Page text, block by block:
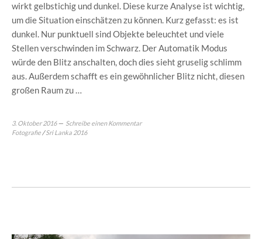
wirkt gelbstichig und dunkel. Diese kurze Analyse ist wichtig,
um die Situation einschätzen zu können. Kurz gefasst: es ist
dunkel. Nur punktuell sind Objekte beleuchtet und viele
Stellen verschwinden im Schwarz. Der Automatik Modus
würde den Blitz anschalten, doch dies sieht gruselig schlimm
aus. Außerdem schafft es ein gewöhnlicher Blitz nicht, diesen
großen Raum zu …
3. Oktober 2016
Schreibe einen Kommentar
Fotografie /Sri Lanka 2016